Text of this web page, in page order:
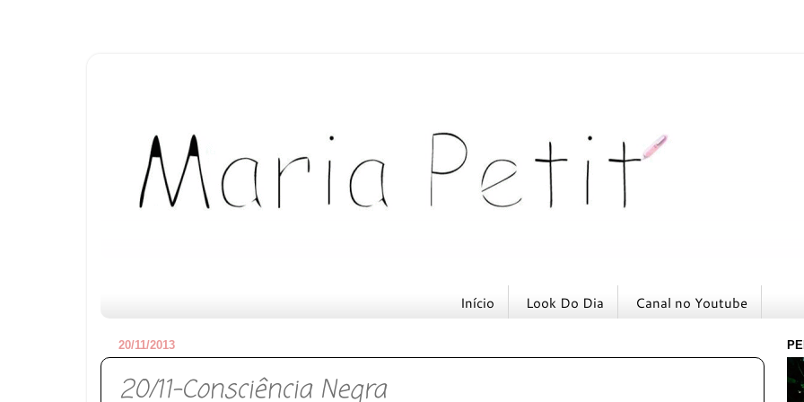
Início Look Do Dia Canal no Youtube
20/11/2013
20/11-Consciência Negra